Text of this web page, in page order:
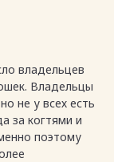
владельцев
Владельцы
не у всех есть
за когтями и
поэтому